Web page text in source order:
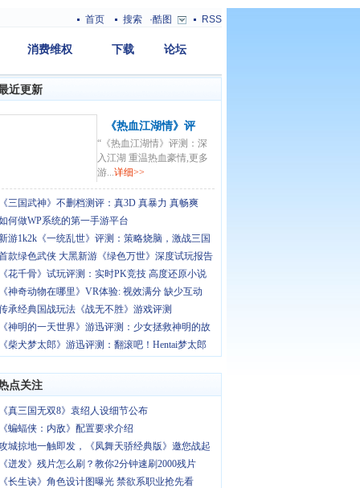
首页 搜索 ·酷图 RSS
消费维权 下载 论坛
近更新
《热血江湖情》评
测：深入江湖 重温热
血豪情
“《热血江湖情》评测：深
入江湖 重温热血豪情,更多
游...详细>>
《三国武神》不删档测评：真3D 真暴力 真畅爽
何做WP系统的第一手游平台
游1k2k《一统乱世》评测：策略烧脑，激战三国
款绿色武侠 大黑新游《绿色万世》深度试玩报告
《花千骨》试玩评测：实时PK竞技 高度还原小说
《神奇动物在哪里》VR体验: 视效满分 缺少互动
承经典国战玩法《战无不胜》游戏评测
《神明的一天世界》游迅评测：少女拯救神明的故
《柴犬梦太郎》游迅评测：翻滚吧！Hentai梦太郎
点关注
《真三国无双8》袁绍人设细节公布
《蝙蝠侠：内敌》配置要求介绍
城掠地一触即发，《凤舞天骄经典版》邀您战起
《迸发》残片怎么刷？教你2分钟速刷2000残片
《长生诀》角色设计图曝光 禁欲系职业抢先看